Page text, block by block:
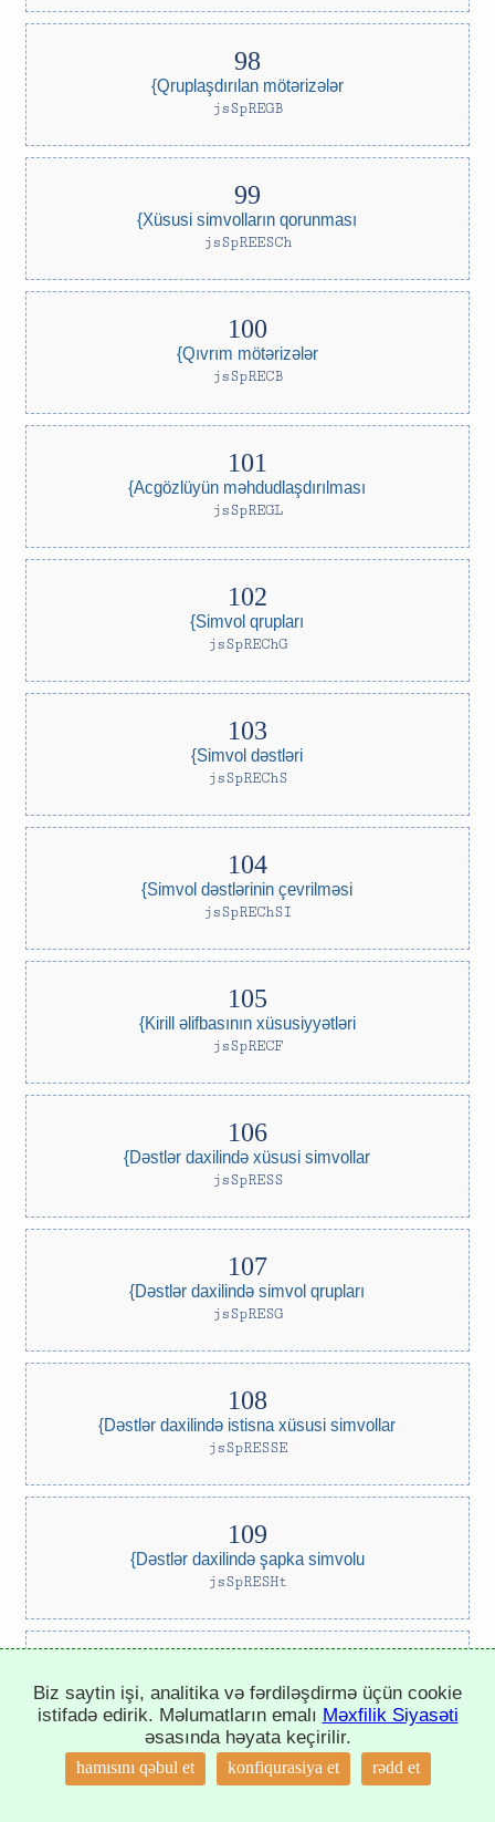
{Qruplaşdırılan mötərizələr
jsSpREGB
{Xüsusi simvolların qorunması
jsSpREESCh
{Qıvrım mötərizələr
jsSpRECB
{Acgözlüyün məhdudlaşdırılması
jsSpREGL
{Simvol qrupları
jsSpREChG
{Simvol dəstləri
jsSpREChS
{Simvol dəstlərinin çevrilməsi
jsSpREChSI
{Kirill əlifbasının xüsusiyyətləri
jsSpRECF
{Dəstlər daxilində xüsusi simvollar
jsSpRESS
{Dəstlər daxilində simvol qrupları
jsSpRESG
{Dəstlər daxilində istisna xüsusi simvollar
jsSpRESSE
{Dəstlər daxilində şapka simvolu
jsSpRESHt
{Dəstlər daxilində defisin xüsusiyyətləri
jsSpREHHy
Biz saytin işi, analitika və fərdiləşdirmə üçün cookie
istifadə edirik. Məlumatların emalı Məxfilik Siyasəti
əsasında həyata keçirilir.
hamısını qəbul et konfiqurasiya et rədd et